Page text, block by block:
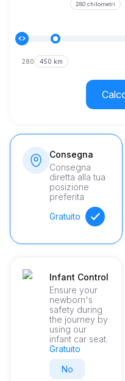
280 chilometri
280 450 km
Consegna
Consegna
diretta alla tua
posizione
preferita
Gratuito
Infant Control
Ensure your
newborn's
safety during
the journey by
using our
infant car seat.
Gratuito
No